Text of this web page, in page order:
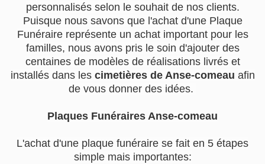
personnalisés selon le souhait de nos clients.
Puisque nous savons que l'achat d'une Plaque
Funéraire représente un achat important pour les
familles, nous avons pris le soin d'ajouter des
centaines de modèles de réalisations livrés et
installés dans les cimetières de Anse-comeau afin
de vous donner des idées.
Plaques Funéraires Anse-comeau
L'achat d'une plaque funéraire se fait en 5 étapes
simple mais importantes: